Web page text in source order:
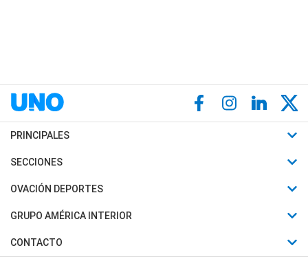
PRINCIPALES
Últimas Noticias
Política
Judiciales
SECCIONES
Horóscopo
Motores
Trucos caseros
OVACIÓN DEPORTES
Fútbol
Mundial
Automovilismo
GRUPO AMÉRICA INTERIOR
Canal 7 en Vivo
CONTACTO